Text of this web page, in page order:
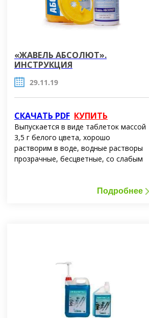
«ЖАВЕЛЬ АБСОЛЮТ».
ИНСТРУКЦИЯ
29.11.19
СКАЧАТЬ PDF КУПИТЬ
Выпускается в виде таблеток массой
3,5 г белого цвета, хорошо
растворим в воде, водные растворы
прозрачные, бесцветные, со слабым
иглосъемником. Может поставляться
Подробнее